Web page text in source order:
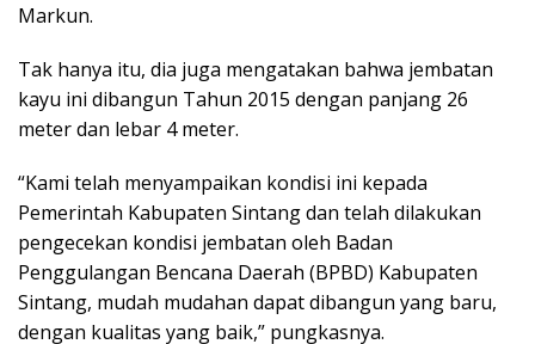
Markun.
Tak hanya itu, dia juga mengatakan bahwa jembatan
kayu ini dibangun Tahun 2015 dengan panjang 26
meter dan lebar 4 meter.
“Kami telah menyampaikan kondisi ini kepada
Pemerintah Kabupaten Sintang dan telah dilakukan
pengecekan kondisi jembatan oleh Badan
Penggulangan Bencana Daerah (BPBD) Kabupaten
Sintang, mudah mudahan dapat dibangun yang baru,
dengan kualitas yang baik,” pungkasnya.